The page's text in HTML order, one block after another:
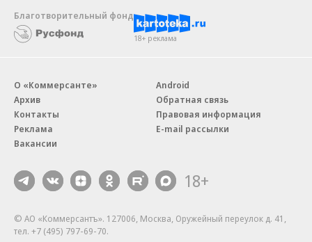
Благотворительный фонд
18+ реклама
О «Коммерсанте»
Архив
Контакты
Реклама
Вакансии
Android
Обратная связь
Правовая информация
E-mail рассылки
18+
© АО «Коммерсантъ». 127006, Москва, Оружейный переулок д. 41,
тел. +7 (495) 797-69-70.